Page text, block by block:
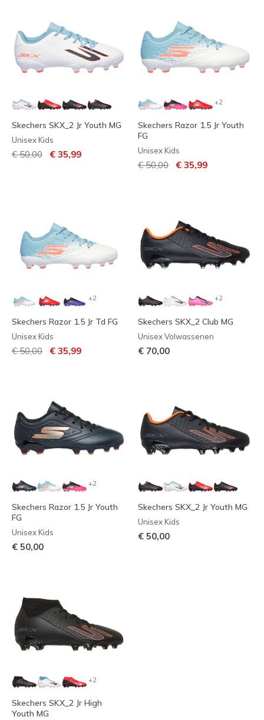
Skechers SKX_2 Jr Youth MG
Unisex Kids
Prijs verlaagd van
€ 50,00 naar
€ 35,99
+2
Skechers Razor 1.5 Jr Youth
FG
Unisex Kids
Prijs verlaagd van
€ 50,00 naar
€ 35,99
+2
Skechers Razor 1.5 Jr Td FG
Unisex Kids
Prijs verlaagd van
€ 50,00 naar
€ 35,99
+2
Skechers SKX_2 Club MG
Unisex Volwassenen
€ 70,00
+2
Skechers Razor 1.5 Jr Youth
FG
Unisex Kids
€ 50,00
Skechers SKX_2 Jr Youth MG
Unisex Kids
€ 50,00
+2
Skechers SKX_2 Jr High
Youth MG